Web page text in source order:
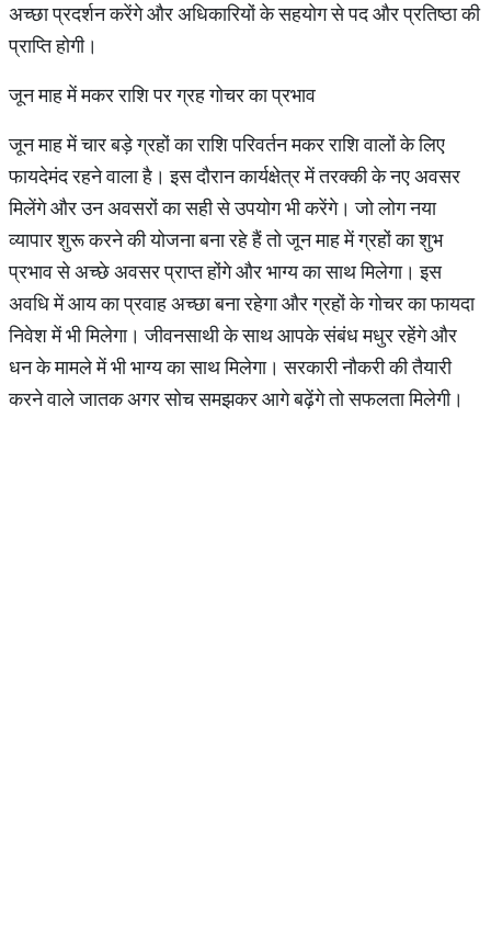
अच्छा प्रदर्शन करेंगे और अधिकारियों के सहयोग से पद और प्रतिष्ठा की
प्राप्ति होगी।
जून माह में मकर राशि पर ग्रह गोचर का प्रभाव
जून माह में चार बड़े ग्रहों का राशि परिवर्तन मकर राशि वालों के लिए
फायदेमंद रहने वाला है। इस दौरान कार्यक्षेत्र में तरक्की के नए अवसर
मिलेंगे और उन अवसरों का सही से उपयोग भी करेंगे। जो लोग नया
व्यापार शुरू करने की योजना बना रहे हैं तो जून माह में ग्रहों का शुभ
प्रभाव से अच्छे अवसर प्राप्त होंगे और भाग्य का साथ मिलेगा। इस
अवधि में आय का प्रवाह अच्छा बना रहेगा और ग्रहों के गोचर का फायदा
निवेश में भी मिलेगा। जीवनसाथी के साथ आपके संबंध मधुर रहेंगे और
धन के मामले में भी भाग्य का साथ मिलेगा। सरकारी नौकरी की तैयारी
करने वाले जातक अगर सोच समझकर आगे बढ़ेंगे तो सफलता मिलेगी।